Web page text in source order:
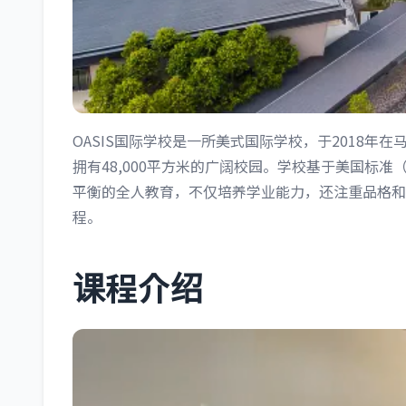
OASIS国际学校是一所美式国际学校，于2018年
拥有48,000平方米的广阔校园。学校基于美国标准
平衡的全人教育，不仅培养学业能力，还注重品格
程。
课程介绍